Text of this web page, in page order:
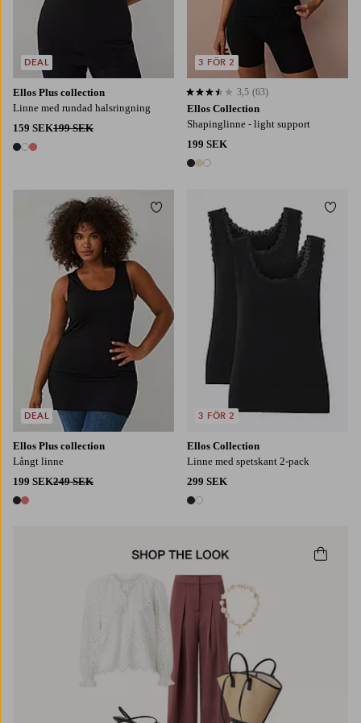
Ellos Plus collection
Linne med rundad halsringning
159 SEK199 SEK
3 färger
DEAL
Ellos Collection
Shapinglinne - light support
199 SEK
3 färger
3,5 baserat på 63 st betyg
3,5 (63)
3 FÖR 2
Ellos Plus collection
Långt linne
199 SEK249 SEK
2 färger
DEAL
Lägg till i favoriter
2XL3XL 4XL
Ellos Collection
Linne med spetskant 2-pack
299 SEK
2 färger
3 FÖR 2
ML